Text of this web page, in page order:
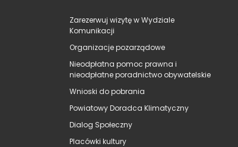
Zarezerwuj wizytę w Wydziale
Komunikacji
Organizacje pozarządowe
Nieodpłatna pomoc prawna i
nieodpłatne poradnictwo obywatelskie
Wnioski do pobrania
Powiatowy Doradca Klimatyczny
Dialog Społeczny
Placówki kultury